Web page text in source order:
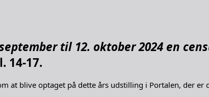
til 12. oktober 2024 en
14-17.
at blive optaget på dette års udstilling i Portalen, der